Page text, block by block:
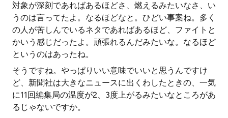
対象が深刻であればあるほどさ、燃えるみたいなさ、い
うのは言ってたよ。なるほどなと。ひどい事案ね。多く
の人が苦しんでいるネタであればあるほど、ファイトと
かいう感じだったよ。頑張れるんだみたいな。なるほど
というのはあったね。
そうですね。やっぱりいい意味でいいと思うんですけ
ど、新聞社は大きなニュースに出くわしたときの、一気
に11回編集局の温度が2、3度上がるみたいなところがあ
るじゃないですか。